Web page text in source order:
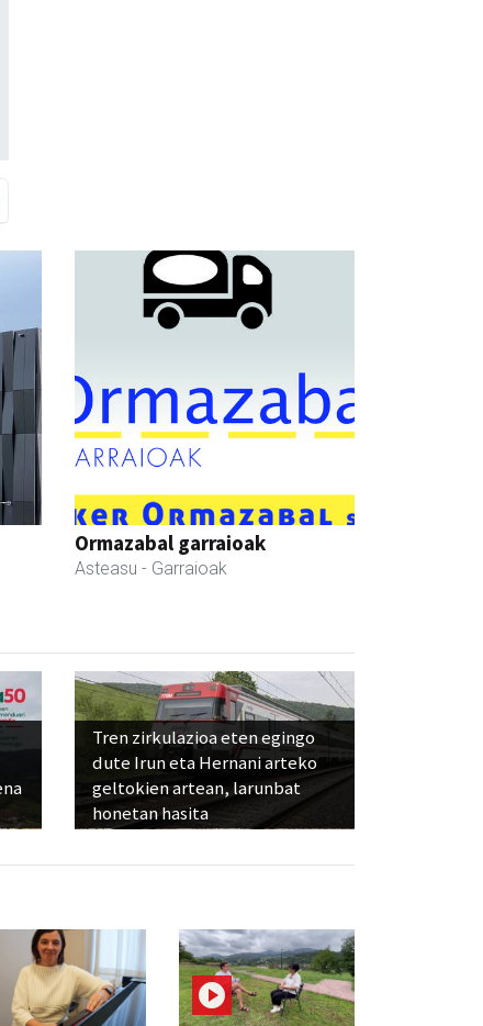
Ormazabal garraioak
Asteasu - Garraioak
Tren zirkulazioa eten egingo
dute Irun eta Hernani arteko
geltokien artean, larunbat
honetan hasita